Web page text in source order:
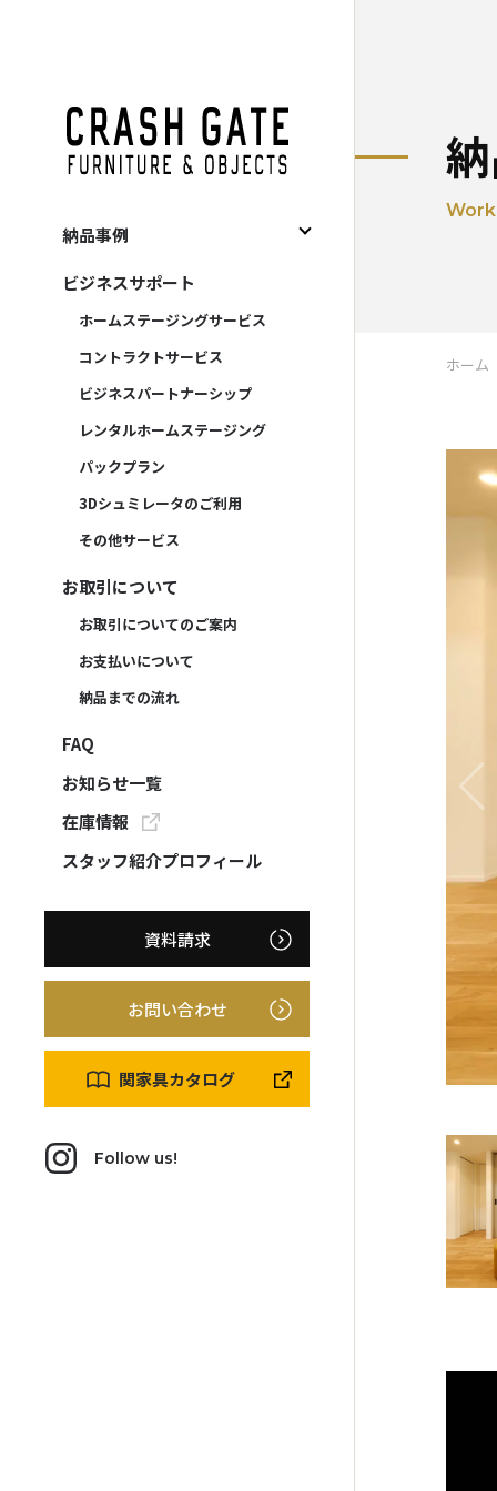
CRASH GATE
納品事例
すべて
住宅関連
事務所
商施設
レンタル
ビジネスサポート
ホームステージングサービス
コントラクトサービス
ビジネスパートナーシップ
レンタルホームステージング
パックプラン
3Dシュミレータのご利用
その他サービス
お取引について
お取引についてのご案内
お支払いについて
納品までの流れ
FAQ
お知らせ一覧
在庫情報
スタッフ紹介プロフィール
資料請求
お問い合わせ
関家具カタログ
Follow us!
ホーム